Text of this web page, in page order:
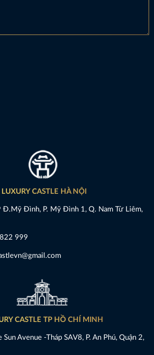
LUXURY CASTLE HÀ NỘI
Đ.Mỹ Đình, P. Mỹ Đình 1, Q. Nam Từ Liêm,
999
CASTLE TP HỒ CHÍ MINH
Sun Avenue -Tháp SAV8, P. An Phú, Quận 2,